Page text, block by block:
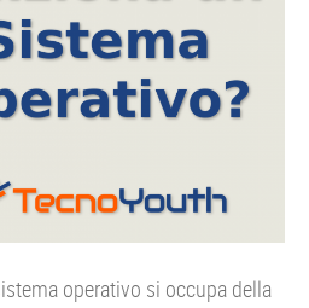
operativo si occupa della